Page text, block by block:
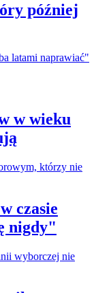
później
w wieku
czasie
nigdy"